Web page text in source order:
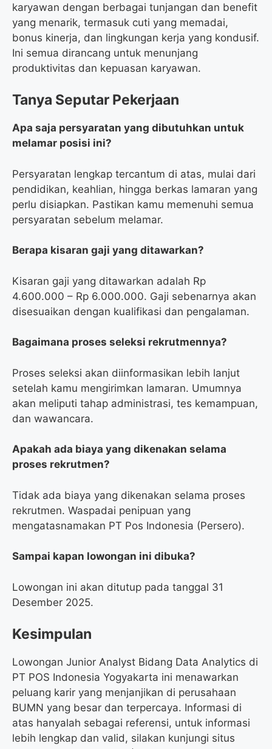
karyawan dengan berbagai tunjangan dan benefit
yang menarik, termasuk cuti yang memadai,
bonus kinerja, dan lingkungan kerja yang kondusif.
Ini semua dirancang untuk menunjang
produktivitas dan kepuasan karyawan.
Tanya Seputar Pekerjaan
Apa saja persyaratan yang dibutuhkan untuk
melamar posisi ini?
Persyaratan lengkap tercantum di atas, mulai dari
pendidikan, keahlian, hingga berkas lamaran yang
perlu disiapkan. Pastikan kamu memenuhi semua
persyaratan sebelum melamar.
Berapa kisaran gaji yang ditawarkan?
Kisaran gaji yang ditawarkan adalah Rp
4.600.000 – Rp 6.000.000. Gaji sebenarnya akan
disesuaikan dengan kualifikasi dan pengalaman.
Bagaimana proses seleksi rekrutmennya?
Proses seleksi akan diinformasikan lebih lanjut
setelah kamu mengirimkan lamaran. Umumnya
akan meliputi tahap administrasi, tes kemampuan,
dan wawancara.
Apakah ada biaya yang dikenakan selama
proses rekrutmen?
Tidak ada biaya yang dikenakan selama proses
rekrutmen. Waspadai penipuan yang
mengatasnamakan PT Pos Indonesia (Persero).
Sampai kapan lowongan ini dibuka?
Lowongan ini akan ditutup pada tanggal 31
Desember 2025.
Kesimpulan
Lowongan Junior Analyst Bidang Data Analytics di
PT POS Indonesia Yogyakarta ini menawarkan
peluang karir yang menjanjikan di perusahaan
BUMN yang besar dan terpercaya. Informasi di
atas hanyalah sebagai referensi, untuk informasi
lebih lengkap dan valid, silakan kunjungi situs